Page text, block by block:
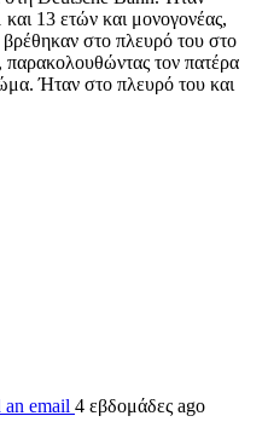
13 ετών και μονογονέας,
στο πλευρό του στο
παρακολουθώντας τον πατέρα
Ήταν στο πλευρό του και
an email 4 εβδομάδες ago